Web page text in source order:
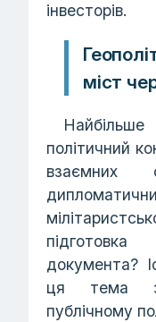
інвесторів.
міст
Найбільше
політичний
взаємних
підготовка
документа?
ця тема
публічному